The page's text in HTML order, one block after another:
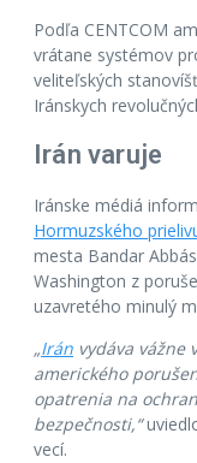
Podľa CENTCOM
vrátane systémov
veliteľských
Iránskych
Irán varuje
Iránske médiá
Hormuzského
mesta Bandar
Washington z
uzavretého minulý
„Irán vydáva vážne
amerického
opatrenia na
bezpečnosti,“
vecí.